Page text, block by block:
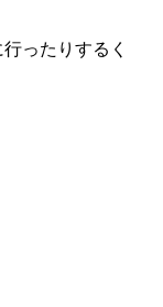
ったりするく